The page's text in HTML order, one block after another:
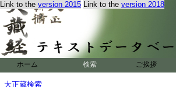
Link to the version 2015 Link to the version 2018
ホーム 検索 ご挨拶
大正蔵検索